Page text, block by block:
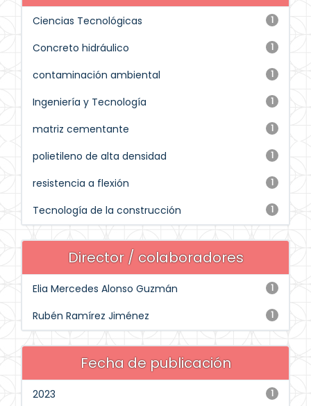
1
Ciencias Tecnológicas
1
Concreto hidráulico
1
contaminación ambiental
1
Ingeniería y Tecnología
1
matriz cementante
1
polietileno de alta densidad
1
resistencia a flexión
1
Tecnología de la construcción
Director / colaboradores
1
Elia Mercedes Alonso Guzmán
1
Rubén Ramírez Jiménez
Fecha de publicación
1
2023